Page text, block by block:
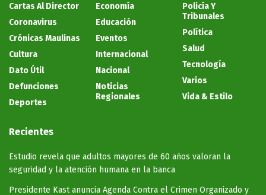
Cartas Al Director
Coronavirus
Crónicas Maulinas
Cultura
Dato Útil
Defunciones
Deportes
Economía
Educación
Eventos
Internacional
Nacional
Noticias
Regionales
Policía Y
Tribunales
Política
Salud
Tecnología
Varios
Vida & Estilo
Recientes
Estudio revela que adultos mayores de 60 años valoran la
seguridad y la atención humana en la banca
Presidente Kast anuncia Agenda Contra el Crimen Organizado y